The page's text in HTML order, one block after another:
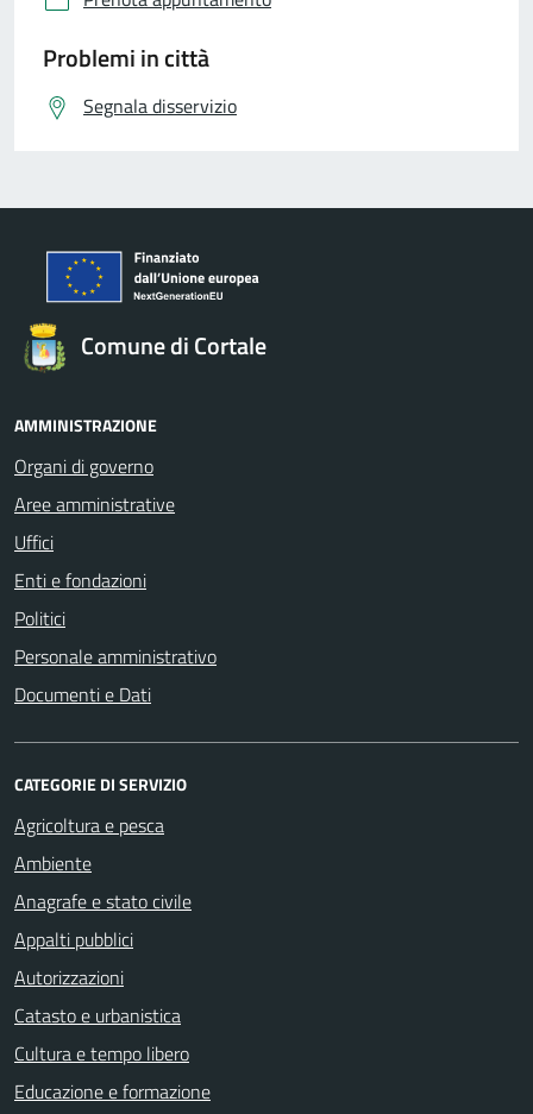
Problemi in città
Segnala disservizio
Comune di Cortale
AMMINISTRAZIONE
Organi di governo
Aree amministrative
Uffici
Enti e fondazioni
Politici
Personale amministrativo
Documenti e Dati
CATEGORIE DI SERVIZIO
Agricoltura e pesca
Ambiente
Anagrafe e stato civile
Appalti pubblici
Autorizzazioni
Catasto e urbanistica
Cultura e tempo libero
Educazione e formazione